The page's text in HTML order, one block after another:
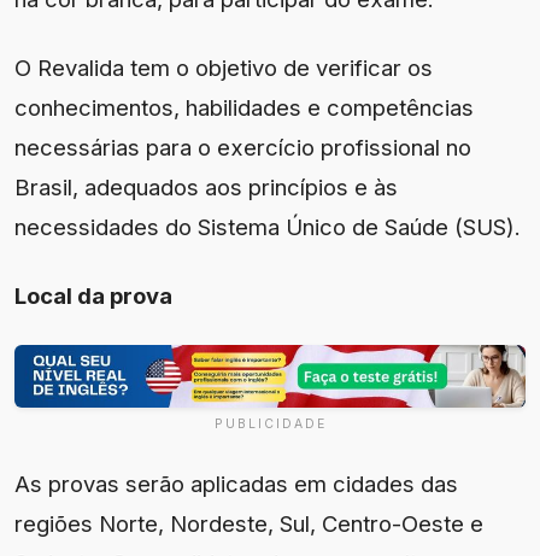
O Revalida tem o objetivo de verificar os
conhecimentos, habilidades e competências
necessárias para o exercício profissional no
Brasil, adequados aos princípios e às
necessidades do Sistema Único de Saúde (SUS).
Local da prova
PUBLICIDADE
As provas serão aplicadas em cidades das
regiões Norte, Nordeste, Sul, Centro-Oeste e